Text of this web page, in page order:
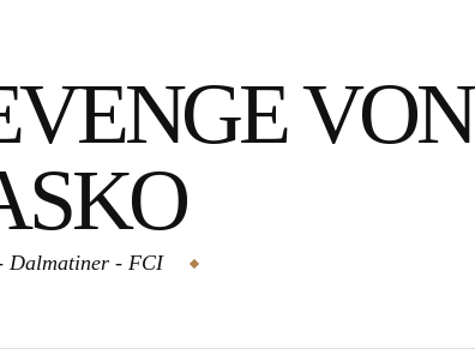
VON
Dalmatiner - FCI